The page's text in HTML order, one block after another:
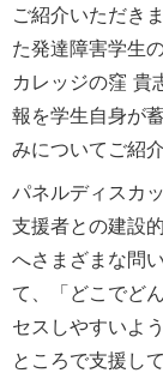
ご紹介いただき
た発達障害学生
カレッジの窪 貴
報を学生自身が
みについてご紹
パネルディスカ
支援者との建設
へさまざまな問
て、「どこでど
セスしやすいよ
ところで支援し